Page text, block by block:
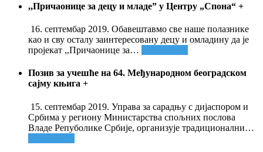
,,Причаонице за децу и младе” у Центру „Спона“ +
16. септембар 2019. Обавештавмо све наше полазнике
као и сву осталу заинтересовану децу и омладину да је
пројекат ,,Причаонице за…
Позив за учешће на 64. Међународном београдском
сајму књига +
15. септембар 2019. Управа за сарадњу с дијаспором и
Србима у региону Министарства спољних послова
Владе Репуболике Србије, организује традиционални…